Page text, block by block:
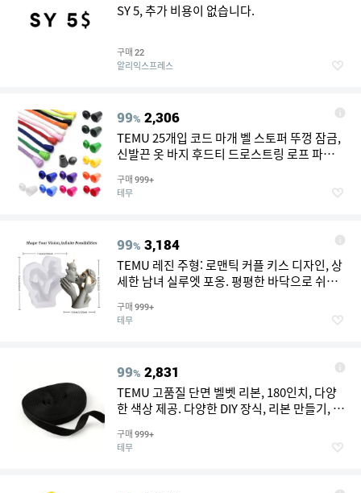
SY 5, 추가 비용이 없습니다.
구매 22
알리익스프레스
99% 2,306
TEMU 25개입 코드 마개 벨 스토퍼 뚜껑 잠금,
신발끈 옷 바지 후드티 드로스트링 로프 파라
토글 클립
구매 999+
테무
99% 3,184
TEMU 레진 주형: 로맨틱 커플 키스 디자인, 상
세한 남녀 실루엣 포옹. 평평한 바닥으로 쉬운
적, 발렌타인데이 또는 기념일에 감동적인 선
물로 완벽, 아늑한 홈 데코 선택. 따뜻한 디자인
점화 시 사랑의 부드러움과 영원함을 전달합니
다
구매 999+
테무
99% 2,831
TEMU 고품질 단면 벨벳 리본, 180인치, 다양
한 색상 제공. 다양한 DIY 장식, 리본 만들기, 수
크/ 블랙/올리브 그린/다크 그린/퍼플/버건디.
스풀 미포함
구매 999+
테무